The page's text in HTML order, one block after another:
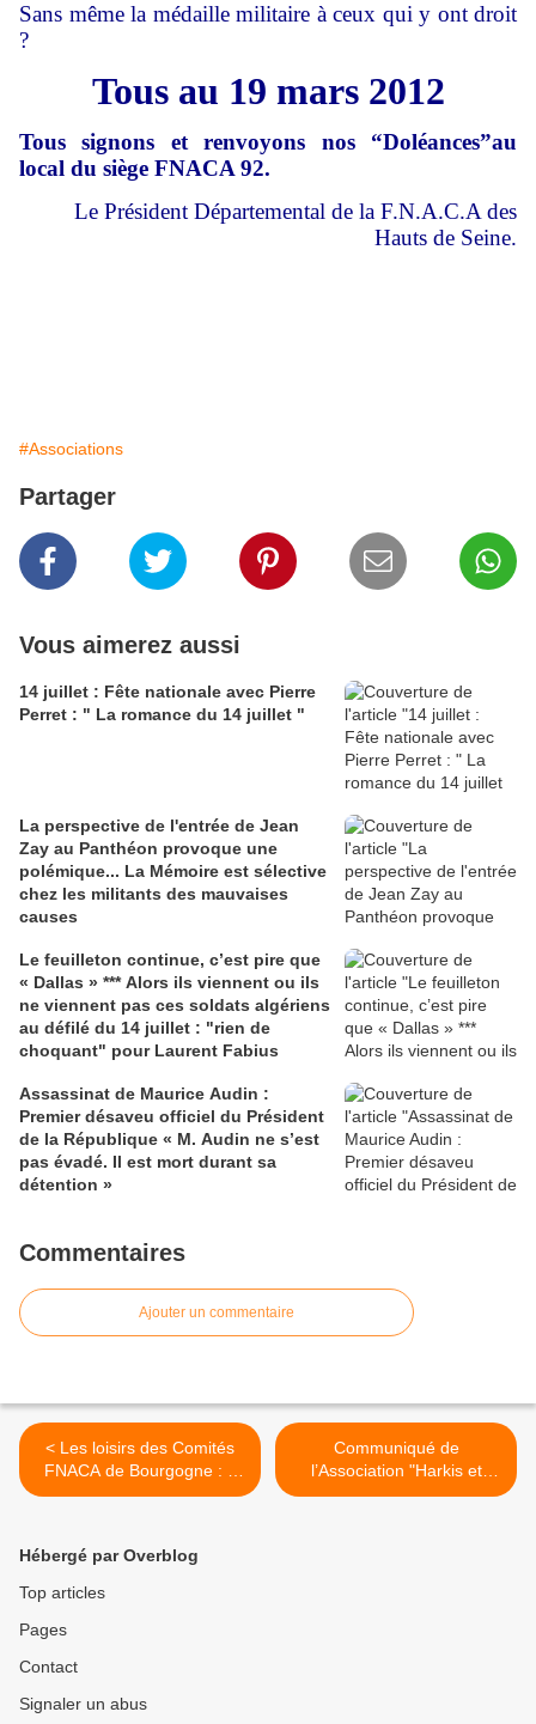
Sans même la médaille militaire à ceux qui y ont droit
?
Tous au 19 mars 2012
Tous signons et renvoyons nos “Doléances”au
local du siège FNACA 92.
Le Président Départemental de la F.N.A.C.A des
Hauts de Seine.
#Associations
Partager
Vous aimerez aussi
14 juillet : Fête nationale avec Pierre
Perret : " La romance du 14 juillet "
La perspective de l'entrée de Jean
Zay au Panthéon provoque une
polémique... La Mémoire est sélective
chez les militants des mauvaises
causes
Le feuilleton continue, c’est pire que
« Dallas » *** Alors ils viennent ou ils
ne viennent pas ces soldats algériens
au défilé du 14 juillet : "rien de
choquant" pour Laurent Fabius
Assassinat de Maurice Audin :
Premier désaveu officiel du Président
de la République « M. Audin ne s’est
pas évadé. Il est mort durant sa
détention »
Commentaires
Ajouter un commentaire
< Les loisirs des Comités
FNACA de Bourgogne : à
Saint-Germain-du-Plain, à
Communiqué de
l’Association "Harkis et
Droits de l’Homme" : la
Hébergé par Overblog
Top articles
Pages
Contact
Signaler un abus